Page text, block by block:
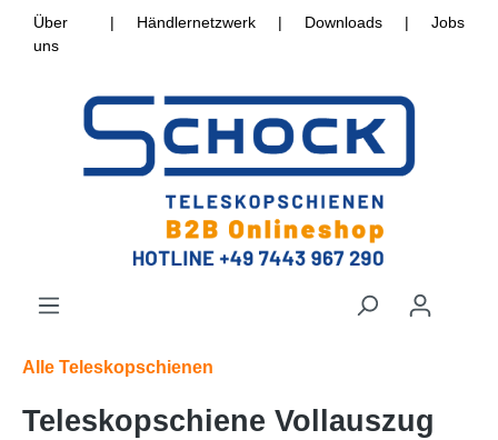
Über
uns
| Händlernetzwerk | Downloads | Jobs
Alle Teleskopschienen
Teleskopschiene Vollauszug